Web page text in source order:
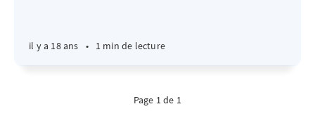
il y a 18 ans • 1 min de lecture
Page 1 de 1